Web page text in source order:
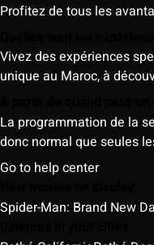
Profitez de tous les
Vivez des expériences
unique au Maroc, à
La programmation de la
donc normal que seules
Go to help center
Spider-Man: Brand New